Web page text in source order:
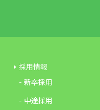
採用情報
新卒採用
中途採用